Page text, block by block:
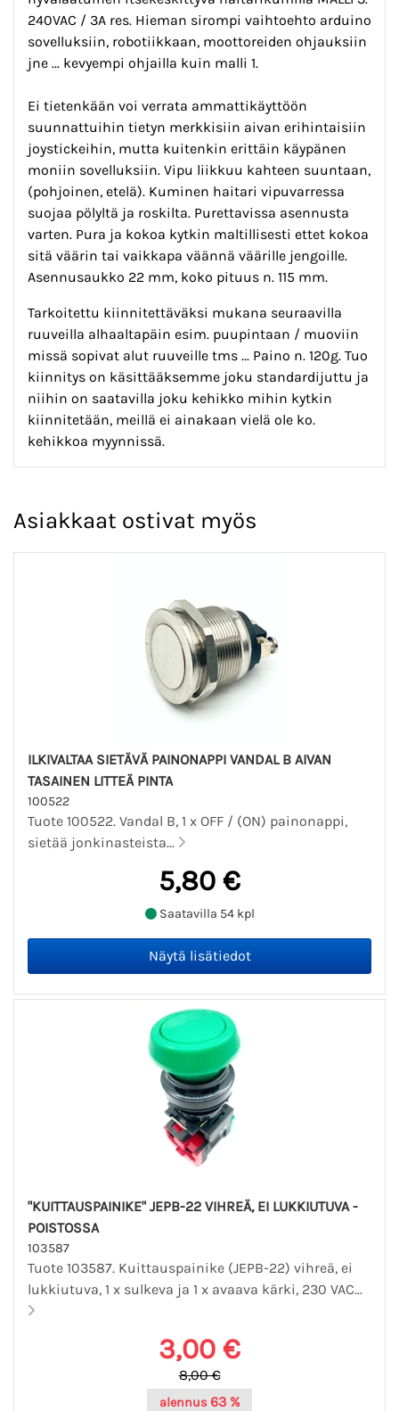
240VAC / 3A res. Hieman sirompi vaihtoehto arduino
sovelluksiin, robotiikkaan, moottoreiden ohjauksiin
jne ... kevyempi ohjailla kuin malli 1.
Ei tietenkään voi verrata ammattikäyttöön
suunnattuihin tietyn merkkisiin aivan erihintaisiin
joystickeihin, mutta kuitenkin erittäin käypänen
moniin sovelluksiin. Vipu liikkuu kahteen suuntaan,
(pohjoinen, etelä). Kuminen haitari vipuvarressa
suojaa pölyltä ja roskilta. Purettavissa asennusta
varten. Pura ja kokoa kytkin maltillisesti ettet kokoa
sitä väärin tai vaikkapa väännä väärille jengoille.
Asennusaukko 22 mm, koko pituus n. 115 mm.
Tarkoitettu kiinnitettäväksi mukana seuraavilla
ruuveilla alhaaltapäin esim. puupintaan / muoviin
missä sopivat alut ruuveille tms ... Paino n. 120g. Tuo
kiinnitys on käsittääksemme joku standardijuttu ja
niihin on saatavilla joku kehikko mihin kytkin
kiinnitetään, meillä ei ainakaan vielä ole ko.
kehikkoa myynnissä.
Asiakkaat ostivat myös
ILKIVALTAA SIETÄVÄ PAINONAPPI VANDAL B AIVAN
TASAINEN LITTEÄ PINTA
100522
Tuote 100522. Vandal B, 1 x OFF / (ON) painonappi,
sietää jonkinasteista...
5,80 €
Saatavilla 54 kpl
"KUITTAUSPAINIKE" JEPB-22 VIHREÄ, EI LUKKIUTUVA -
POISTOSSA
103587
Tuote 103587. Kuittauspainike (JEPB-22) vihreä, ei
lukkiutuva, 1 x sulkeva ja 1 x avaava kärki, 230 VAC...
3,00 €
8,00 €
alennus 63 %